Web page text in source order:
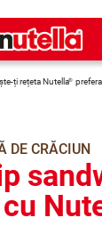
ți rețeta Nutella®
DE CRĂCIUN